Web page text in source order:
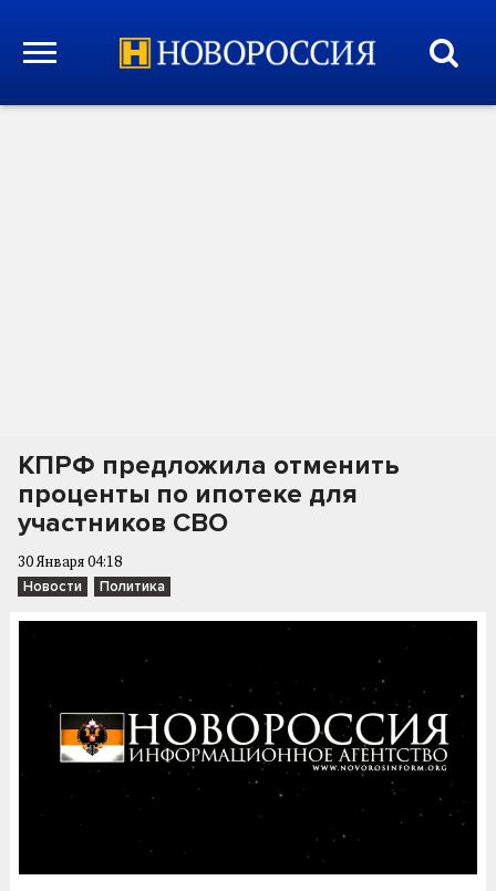
КПРФ предложила отменить
проценты по ипотеке для
участников СВО
30 Января 04:18
Новости Политика